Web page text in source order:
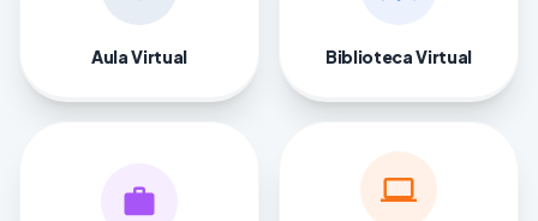
Aula Virtual Biblioteca Virtual
work computer